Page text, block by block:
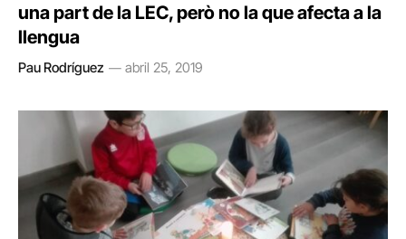
una part de la LEC, però no la que afecta a la
llengua
Pau Rodríguez abril 25, 2019